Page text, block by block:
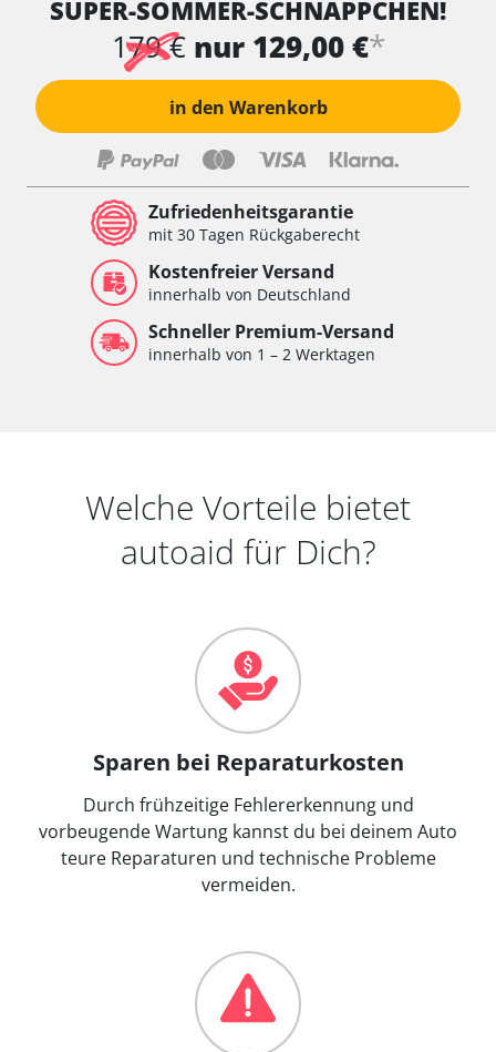
Wischersteuerung
Xenon links
Xenon rechts
Zentrale Bedieneinheit
Zentralelektronik
Zentralelektronik hinten
Zentralelektronik vorne
Zentralelektronik vorne Beifahrer
Zentralelektronik vorne Fahrer
Verfügbarkeit abhängig von Modell, Motorisierung, Ausstattung
und Konfiguration
SUPER-SOMMER-SCHNÄPPCHEN!
179 € nur 129,00 €*
in den Warenkorb
Zufriedenheitsgarantie
mit 30 Tagen Rückgaberecht
Kostenfreier Versand
innerhalb von Deutschland
Schneller Premium-Versand
innerhalb von 1 – 2 Werktagen
Welche Vorteile bietet
autoaid für Dich?
Sparen bei Reparaturkosten
Durch frühzeitige Fehlererkennung und
vorbeugende Wartung kannst du bei deinem Auto
teure Reparaturen und technische Probleme
vermeiden.